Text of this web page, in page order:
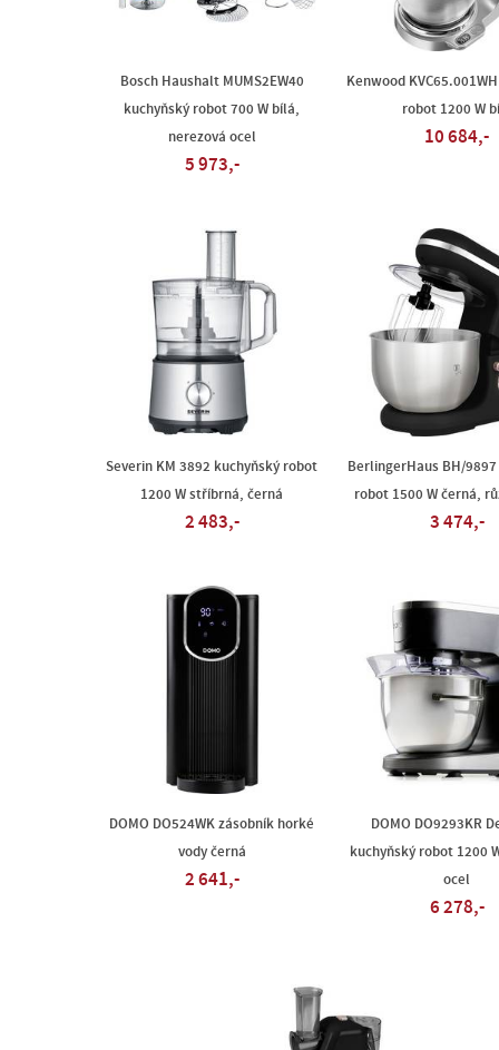
Bosch Haushalt MUMS2EW40
kuchyňský robot 700 W bílá,
nerezová ocel
5 973,-
Kenwood
robot 1200 W
10 684,-
Severin KM 3892 kuchyňský robot
1200 W stříbrná, černá
2 483,-
BerlingerHaus BH/
robot 1500 W černá,
3 474,-
DOMO DO524WK zásobník horké
vody černá
2 641,-
DOMO DO9293KR
kuchyňský robot 1200
ocel
6 278,-